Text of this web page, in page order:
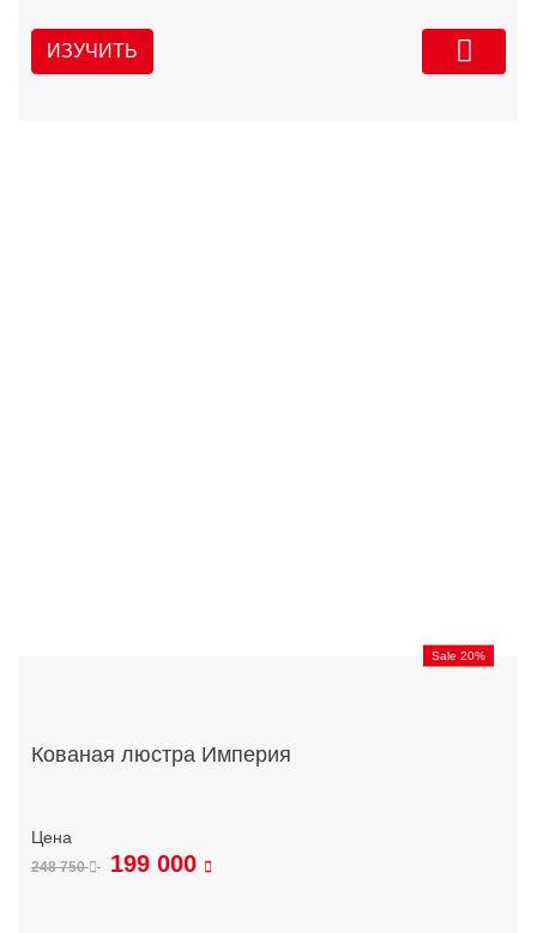
ИЗУЧИТЬ
Sale 20%
Кованая люстра Империя
248 750 199 000